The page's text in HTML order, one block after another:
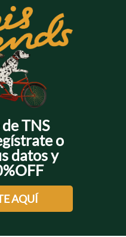
TNS
o
datos y
AQUÍ